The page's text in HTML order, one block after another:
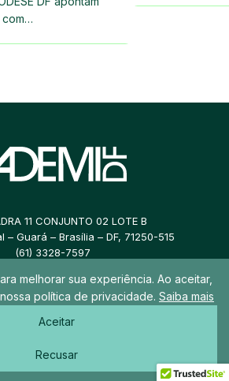
com…
11 CONJUNTO 02 LOTE B
– Guará – Brasília – DF, 71250-515
(61) 3328-7597
melhorar sua experiência. Ao aceitar,
política de privacidade. Saiba mais
Aceitar
Recusar